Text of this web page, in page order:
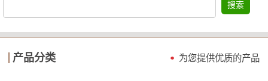
搜索
产品分类 为您提供优质的产品